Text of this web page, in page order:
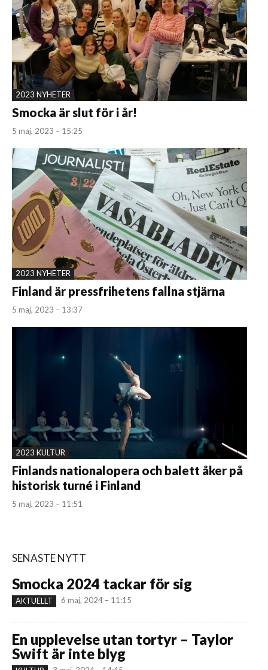
2023 NYHETER
Smocka är slut för i år!
5 maj, 2023 – 15:25
2023 NYHETER
Finland är pressfrihetens fallna stjärna
5 maj, 2023 – 13:37
2023 KULTUR
Finlands nationalopera och balett åker på
historisk turné i Finland
5 maj, 2023 – 11:51
SENASTE NYTT
Smocka 2024 tackar för sig
AKTUELLT 6 maj, 2024 – 11:15
En upplevelse utan tortyr – Taylor
Swift är inte blyg